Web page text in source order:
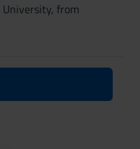
from